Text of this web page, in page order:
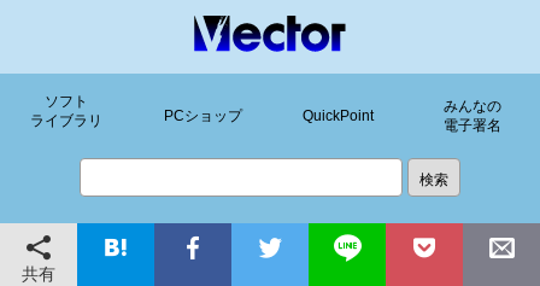
ソフト
ライブラリ
PCショップ QuickPoint
みんなの
電子署名
共有